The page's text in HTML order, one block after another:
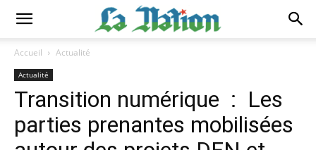
Accueil Actualité
Actualité
Transition numérique : Les
parties prenantes mobilisées